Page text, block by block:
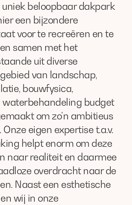
uniek beloopbaar dakpark
een bijzondere
voor te recreëren en te
samen met het
uit diverse
van landschap,
bouwfysica,
waterbehandeling budget
om zo’n ambitieus
eigen expertise t.a.v.
helpt enorm om deze
naar realiteit en daarmee
overdracht naar de
Naast een esthetische
wij in onze